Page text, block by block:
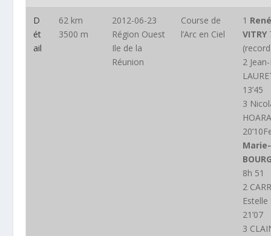
D
ét
ail
62 km
3500 m
2012-06-23
Région Ouest
Ile de la
Réunion
Course de
l’Arc en Ciel
1
VITRY
2
13’45
3
8h 51
2
Estelle
21’07
3